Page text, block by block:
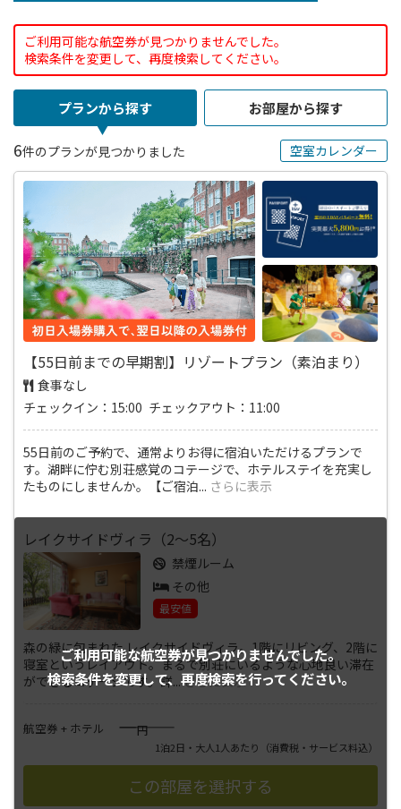
ご利用可能な航空券が見つかりませんでした。
検索条件を変更して、再度検索してください。
プランから探す お部屋から探す
6件のプランが見つかりました 空室カレンダー
【55日前までの早期割】リゾートプラン（素泊まり）
食事なし
チェックイン：15:00 チェックアウト：11:00
55日前のご予約で、通常よりお得に宿泊いただけるプランで
す。湖畔に佇む別荘感覚のコテージで、ホテルステイを充実し
たものにしませんか。【ご宿泊... さらに表示
ご利用可能な航空券が見つかりませんでした。
検索条件を変更して、 再度検索を行ってください。
レイクサイドヴィラ（2～5名）
禁煙ルーム
その他
最安値
森の緑に包まれた レイクサイドヴィラ。1階にリビング、2階に
寝室というレイアウト。まるで別荘にいるような心地良い滞在
ができるコテージです。詳... さらに表示
航空券 + ホテル ――――円
1泊2日・大人1人あたり （消費税・サービス料込）